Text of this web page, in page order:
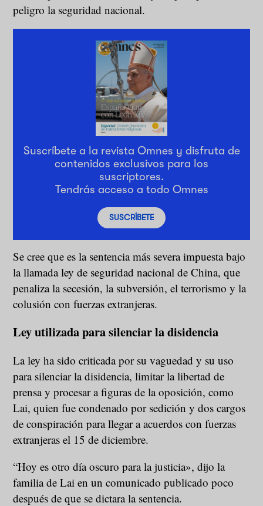
peligro la seguridad nacional.
Suscríbete a la revista Omnes y disfruta de
contenidos exclusivos para los
suscriptores.
Tendrás acceso a todo Omnes
SUSCRÍBETE
Se cree que es la sentencia más severa impuesta bajo
la llamada ley de seguridad nacional de China, que
penaliza la secesión, la subversión, el terrorismo y la
colusión con fuerzas extranjeras.
Ley utilizada para silenciar la disidencia
La ley ha sido criticada por su vaguedad y su uso
para silenciar la disidencia, limitar la libertad de
prensa y procesar a figuras de la oposición, como
Lai, quien fue condenado por sedición y dos cargos
de conspiración para llegar a acuerdos con fuerzas
extranjeras el 15 de diciembre.
“Hoy es otro día oscuro para la justicia», dijo la
familia de Lai en un comunicado publicado poco
después de que se dictara la sentencia.